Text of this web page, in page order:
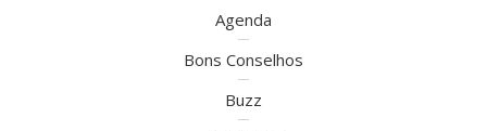
Agenda
Bons Conselhos
Buzz